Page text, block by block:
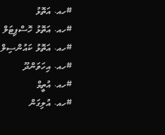
#ހއ. އަތޮޅު
#ހއ. އަތޮޅު ހޮސްޕިޓަލް
#ހއ. އަތޮޅު ކައުންސިލް
#ހއ. އިހަވަންދޫ
#ހއ. އުތީމް
#ހއ. އުލިގަން